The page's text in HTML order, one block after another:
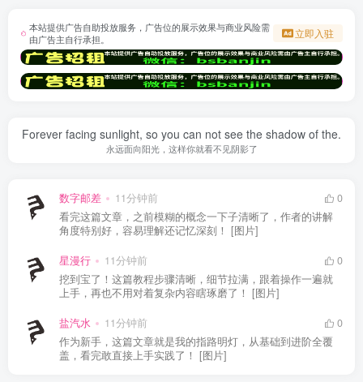
本站提供广告自助投放服务，广告位的展示效果与商业风险需
由广告主自行承担。
立即入驻
Forever facing sunlight, so you can not see the shadow of the.
永远面向阳光，这样你就看不见阴影了
数字邮差 11分钟前
0
看完这篇文章，之前模糊的概念一下子清晰了，作者的讲解
角度特别好，容易理解还记忆深刻！ [图片]
星漫行 11分钟前
0
挖到宝了！这篇教程步骤清晰，细节拉满，跟着操作一遍就
上手，再也不用对着复杂内容瞎琢磨了！ [图片]
盐汽水 11分钟前
0
作为新手，这篇文章就是我的指路明灯，从基础到进阶全覆
盖，看完敢直接上手实践了！ [图片]